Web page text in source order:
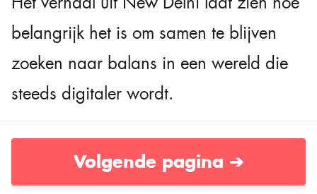
belangrijk het is om samen te blijven
zoeken naar balans in een wereld die
steeds digitaler wordt.
Volgende pagina ➔